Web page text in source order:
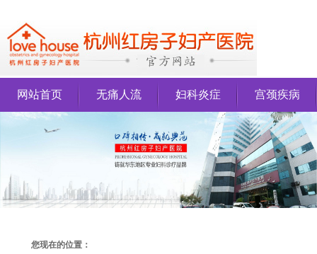
网站首页 无痛人流 妇科炎症 宫颈疾病
您现在的位置：